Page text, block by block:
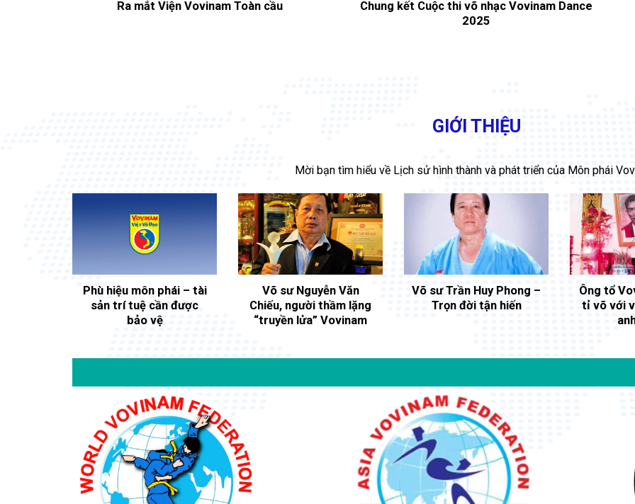
Ra mắt Viện Vovinam Toàn cầu
Chung kết Cuộc thi võ nhạc Vovinam Dance
2025
GIỚI THIỆU
Mời bạn tìm hiểu về Lịch sử hình thành và phát triển của Môn phái
Phù hiệu môn phái – tài
sản trí tuệ cần được
bảo vệ
Võ sư Nguyễn Văn
Chiếu, người thầm lặng
“truyền lửa” Vovinam
Võ sư Trần Huy Phong –
Trọn đời tận hiến
Ông tổ
tỉ võ với